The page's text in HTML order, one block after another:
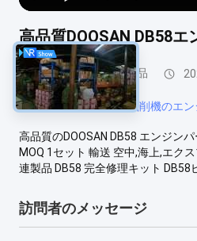
高品質DOOSAN DB58
DOOSAN エンジン部品
#DOOSAN パーツ #掘削機のエン
高品質のDOOSAN DB58 エンジン
MOQ 1セット 輸送 空中,海上,エク
連製品 DB58 完全修理キット DB58
訪問者のメッセージ